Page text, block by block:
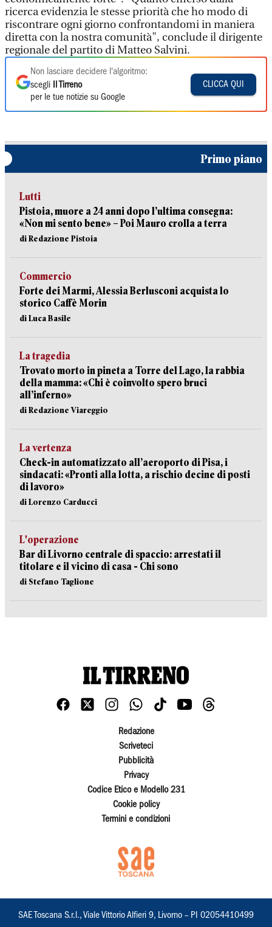
ricerca evidenzia le stesse priorità che ho modo di
riscontrare ogni giorno confrontandomi in maniera
diretta con la nostra comunità", conclude il dirigente
regionale del partito di Matteo Salvini.
Non lasciare decidere l'algoritmo:
scegli
Il Tirreno
per le tue notizie su Google
CLICCA QUI
Primo piano
Lutti
Pistoia, muore a 24 anni dopo l’ultima consegna:
«Non mi sento bene» – Poi Mauro crolla a terra
di Redazione Pistoia
Commercio
Forte dei Marmi, Alessia Berlusconi acquista lo
storico Caffè Morin
di Luca Basile
La tragedia
Trovato morto in pineta a Torre del Lago, la rabbia
della mamma: «Chi è coinvolto spero bruci
all’inferno»
di Redazione Viareggio
La vertenza
Check-in automatizzato all’aeroporto di Pisa, i
sindacati: «Pronti alla lotta, a rischio decine di posti
di lavoro»
di Lorenzo Carducci
L'operazione
Bar di Livorno centrale di spaccio: arrestati il
titolare e il vicino di casa - Chi sono
di Stefano Taglione
Redazione
Scriveteci
Pubblicità
Privacy
Codice Etico e Modello 231
Cookie policy
Termini e condizioni
SAE Toscana S.r.l., Viale Vittorio Alfieri 9, Livorno – PI 02054410499